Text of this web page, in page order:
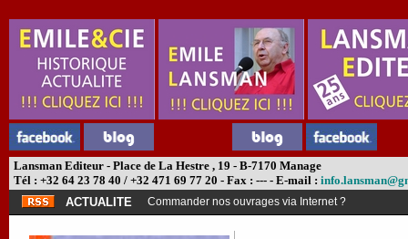
Lansman Editeur - Place de La Hestre , 19 - B-7170 Manage
Tél : +32 64 23 78 40 / +32 471 69 77 20 - Fax : --- - E-mail :
ACTUALITE
Commander nos ouvrages via Internet ?